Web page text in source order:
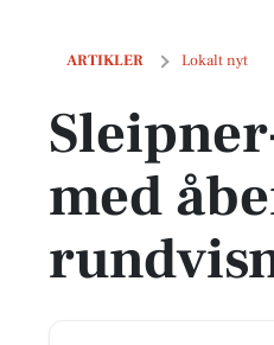
ARTIKLER Lokalt nyt
Sleipner-Fur fejrer 30 år
med